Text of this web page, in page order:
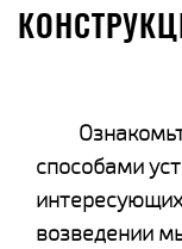
способами
возведении